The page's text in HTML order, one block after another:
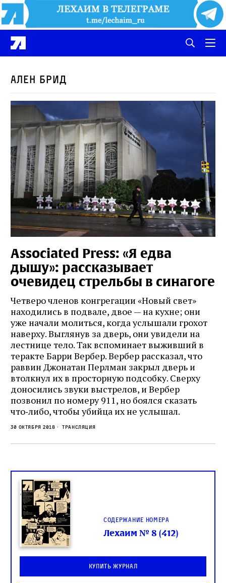
Ален Брид
Associated Press: «Я едва
дышу»: рассказывает
очевидец стрельбы в синагоге
Четверо членов конгрегации «Новый свет»
находились в подвале, двое — на кухне; они
уже начали молиться, когда услышали грохот
наверху. Выглянув за дверь, они увидели на
лестнице тело. Так вспоминает выживший в
теракте Барри Вербер. Вербер рассказал, что
раввин Джонатан Перлман закрыл дверь и
втолкнул их в просторную подсобку. Сверху
доносились звуки выстрелов, и Вербер
позвонил по номеру 911, но боялся сказать
что‑либо, чтобы убийца их не услышал.
30 октября 2018 Трансляция
Содержание номера
Лехаим № 8 (412)
Купить журнал